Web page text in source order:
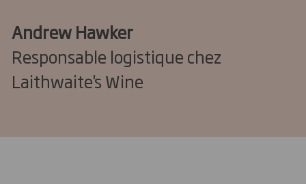
Andrew Hawker
Responsable logistique chez
Laithwaite's Wine